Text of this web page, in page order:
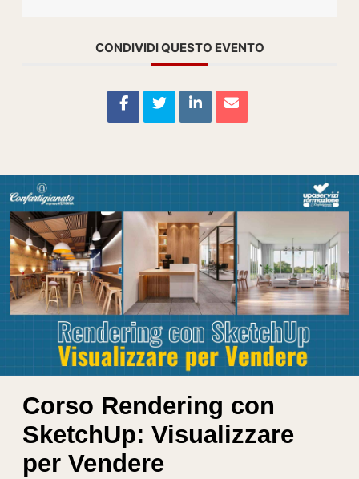
CONDIVIDI QUESTO EVENTO
Corso Rendering con
SketchUp: Visualizzare
per Vendere